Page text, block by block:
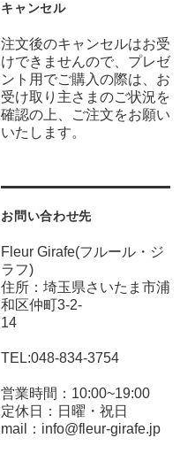
キャンセル
注文後のキャンセルはお受
けできませんので、プレゼ
ント用でご購入の際は、お
受け取り主さまのご状況を
確認の上、ご注文をお願い
いたします。
お問い合わせ先
Fleur Girafe(フルール・ジ
ラフ)
住所：埼玉県さいたま市浦
和区仲町3-2-
14
TEL:048-834-3754
営業時間：10:00~19:00
定休日：日曜・祝日
mail：info@fleur-girafe.jp